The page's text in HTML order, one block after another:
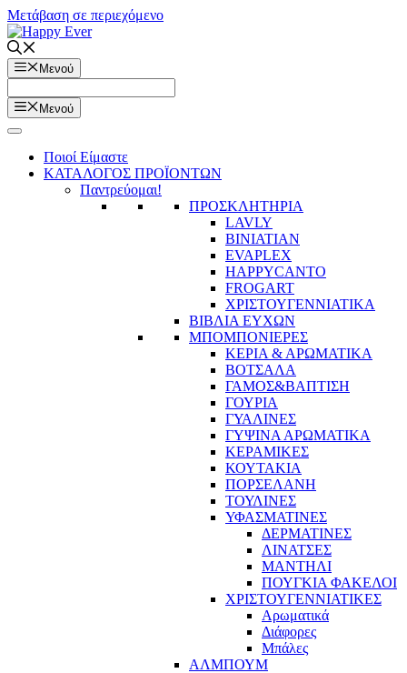
Μετάβαση σε περιεχόμενο
Μενού
Μενού
Ποιοί Είμαστε
ΚΑΤΑΛΟΓΟΣ ΠΡΟΪΟΝΤΩΝ
Παντρεύομαι!
ΠΡΟΣΚΛΗΤΗΡΙΑ
LAVLY
BINIATIAN
EVAPLEX
HAPPYCANTO
FROGART
ΧΡΙΣΤΟΥΓΕΝΝΙΑΤΙΚΑ
ΒΙΒΛΙΑ ΕΥΧΩΝ
ΜΠΟΜΠΟΝΙΕΡΕΣ
ΚΕΡΙΑ & ΑΡΩΜΑΤΙΚΑ
ΒΟΤΣΑΛΑ
ΓΑΜΟΣ&ΒΑΠΤΙΣΗ
ΓΟΥΡΙΑ
ΓΥΑΛΙΝΕΣ
ΓΥΨΙΝΑ ΑΡΩΜΑΤΙΚΑ
ΚΕΡΑΜΙΚΕΣ
ΚΟΥΤΑΚΙΑ
ΠΟΡΣΕΛΑΝΗ
ΤΟΥΛΙΝΕΣ
ΥΦΑΣΜΑΤΙΝΕΣ
ΔΕΡΜΑΤΙΝΕΣ
ΛΙΝΑΤΣΕΣ
ΜΑΝΤΗΛΙ
ΠΟΥΓΚΙΑ ΦΑΚΕΛΟΙ
ΧΡΙΣΤΟΥΓΕΝΝΙΑΤΙΚΕΣ
Αρωματικά
Διάφορες
Μπάλες
ΑΛΜΠΟΥΜ